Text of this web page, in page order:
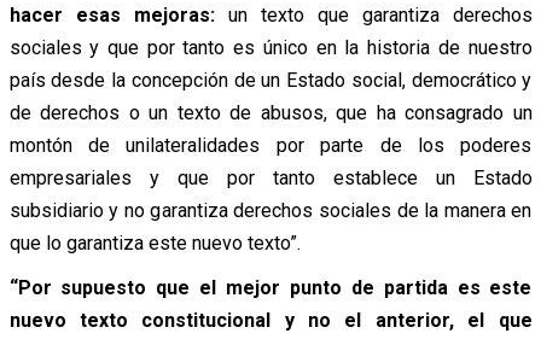
hacer esas mejoras:un texto que garantiza derechos
sociales y que por tanto es único en la historia de nuestro
país desde la concepción de un Estado social, democrático y
de derechos o un texto de abusos, que ha consagrado un
montón de unilateralidades por parte de los poderes
empresariales y que por tanto establece un Estado
subsidiario y no garantiza derechos sociales de la manera en
que lo garantiza este nuevo texto”.
“Por supuesto que el mejor punto de partida es este
nuevo texto constitucional y no el anterior, el que